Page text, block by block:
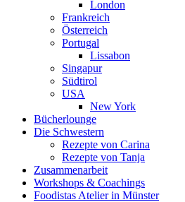
London
Frankreich
Österreich
Portugal
Lissabon
Singapur
Südtirol
USA
New York
Bücherlounge
Die Schwestern
Rezepte von Carina
Rezepte von Tanja
Zusammenarbeit
Workshops & Coachings
Foodistas Atelier in Münster